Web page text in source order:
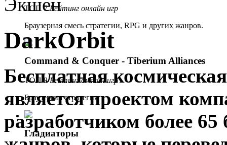
ТОП 7Рейтинг онлайн игр
Браузерная смесь стратегии, RPG и других жанров.
Command & Conquer - Tiberium Alliances
ТОП 8Рейтинг онлайн игр
Браузерная стратегия
Гладиаторы
Экшен
DarkOrbit
Бесплатная
является проектом
разработчиком более